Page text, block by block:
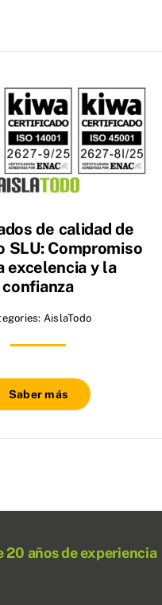
de calidad de
SLU: Compromiso
excelencia y la
confianza
AislaTodo
Saber más
20 años de experiencia